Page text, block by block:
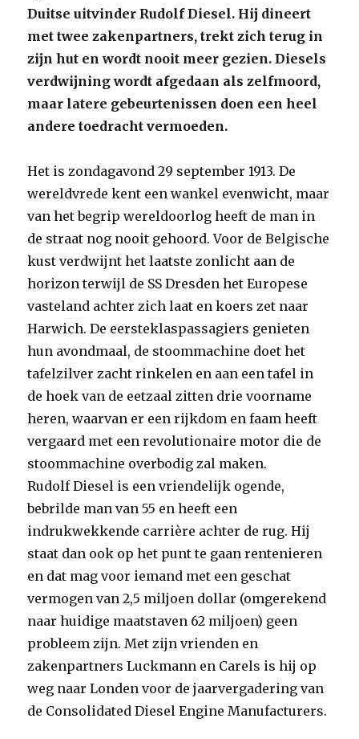
Duitse uitvinder Rudolf Diesel. Hij dineert
met twee zakenpartners, trekt zich terug in
zijn hut en wordt nooit meer gezien. Diesels
verdwijning wordt afgedaan als zelfmoord,
maar latere gebeurtenissen doen een heel
andere toedracht vermoeden.
Het is zondagavond 29 september 1913. De
wereldvrede kent een wankel evenwicht, maar
van het begrip wereldoorlog heeft de man in
de straat nog nooit gehoord. Voor de Belgische
kust verdwijnt het laatste zonlicht aan de
horizon terwijl de SS Dresden het Europese
vasteland achter zich laat en koers zet naar
Harwich. De eersteklaspassagiers genieten
hun avondmaal, de stoommachine doet het
tafelzilver zacht rinkelen en aan een tafel in
de hoek van de eetzaal zitten drie voorname
heren, waarvan er een rijkdom en faam heeft
vergaard met een revolutionaire motor die de
stoommachine overbodig zal maken.
Rudolf Diesel is een vriendelijk ogende,
bebrilde man van 55 en heeft een
indrukwekkende carrière achter de rug. Hij
staat dan ook op het punt te gaan rentenieren
en dat mag voor iemand met een geschat
vermogen van 2,5 miljoen dollar (omgerekend
naar huidige maatstaven 62 miljoen) geen
probleem zijn. Met zijn vrienden en
zakenpartners Luckmann en Carels is hij op
weg naar Londen voor de jaarvergadering van
de Consolidated Diesel Engine Manufacturers.